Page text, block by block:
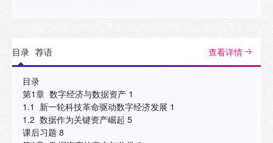
目录 荐语 查看详情
目录
第1章 数字经济与数据资产 1
1.1 新一轮科技革命驱动数字经济发展 1
1.2 数据作为关键资产崛起 5
课后习题 8